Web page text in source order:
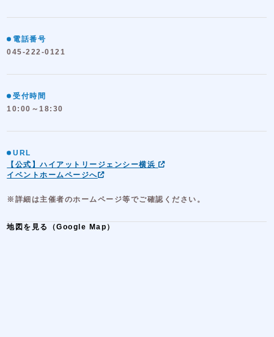
電話番号
045-222-0121
受付時間
10:00～18:30
URL
【公式】ハイアットリージェンシー横浜
イベントホームページへ
※詳細は主催者のホームページ等でご確認ください。
地図を見る（Google Map）